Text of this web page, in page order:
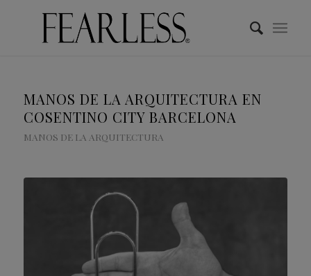
MANOS DE LA ARQUITECTURA EN
COSENTINO CITY BARCELONA
MANOS DE LA ARQUITECTURA